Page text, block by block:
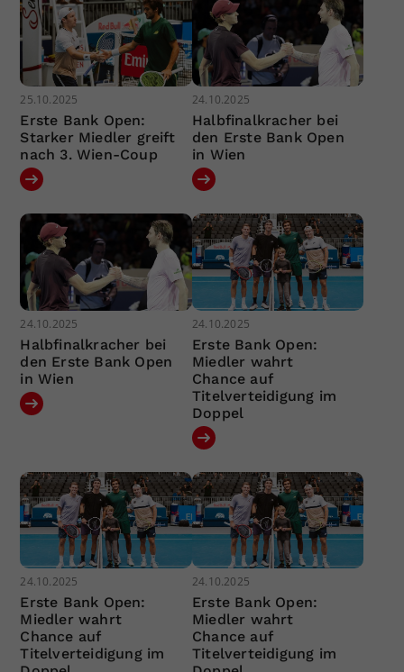
25.10.2025
Erste Bank Open:
Starker Miedler greift
nach 3. Wien-Coup
24.10.2025
Halbfinalkracher bei
den Erste Bank Open
in Wien
24.10.2025
Halbfinalkracher bei
den Erste Bank Open
in Wien
24.10.2025
Erste Bank Open:
Miedler wahrt
Chance auf
Titelverteidigung im
Doppel
24.10.2025
Erste Bank Open:
Miedler wahrt
Chance auf
Titelverteidigung im
24.10.2025
Erste Bank Open:
Miedler wahrt
Chance auf
Titelverteidigung im